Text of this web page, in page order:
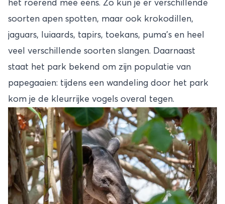
het roerend mee eens. Zo kun je er verschillende
soorten apen spotten, maar ook krokodillen,
jaguars, luiaards, tapirs, toekans, puma’s en heel
veel verschillende soorten slangen. Daarnaast
staat het park bekend om zijn populatie van
papegaaien: tijdens een wandeling door het park
kom je de kleurrijke vogels overal tegen.